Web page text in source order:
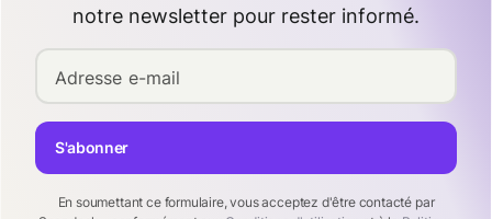
notre newsletter pour rester informé.
Adresse e-mail
En soumettant ce formulaire, vous acceptez d'être contacté par
S'abonner